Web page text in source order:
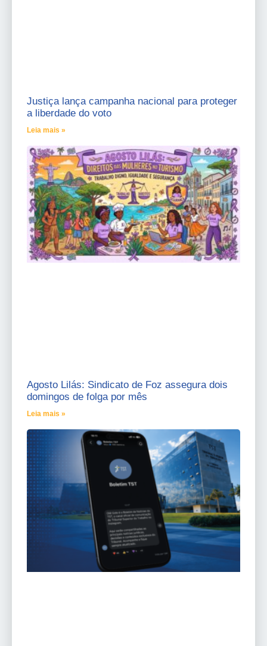
Justiça lança campanha nacional para proteger
a liberdade do voto
Leia mais »
Agosto Lilás: Sindicato de Foz assegura dois
domingos de folga por mês
Leia mais »